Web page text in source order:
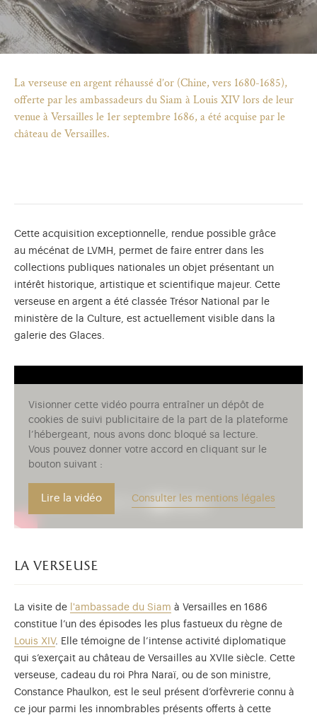
onglet)
nouvel onglet)
fenêtre modale)
de l'application (ouverture dans un nouvel onglet)
La verseuse en argent réhaussé d’or (Chine, vers 1680-1685),
offerte par les ambassadeurs du Siam à Louis XIV lors de leur
venue à Versailles le 1er septembre 1686, a été acquise par le
château de Versailles.
Cette acquisition exceptionnelle, rendue possible grâce
au mécénat de LVMH, permet de faire entrer dans les
collections publiques nationales un objet présentant un
intérêt historique, artistique et scientifique majeur. Cette
verseuse en argent a été classée Trésor National par le
ministère de la Culture, est actuellement visible dans la
galerie des Glaces.
Visionner cette vidéo pourra entraîner un dépôt de
cookies de suivi publicitaire de la part de la plateforme
l’hébergeant, nous avons donc bloqué sa lecture.
Vous pouvez donner votre accord en cliquant sur le
bouton suivant :
Lire la vidéo Consulter les mentions légales
la verseuse
La visite de l'ambassade du Siam à Versailles en 1686
constitue l’un des épisodes les plus fastueux du règne de
Louis XIV. Elle témoigne de l’intense activité diplomatique
qui s’exerçait au château de Versailles au XVIIe siècle. Cette
verseuse, cadeau du roi Phra Naraï, ou de son ministre,
Constance Phaulkon, est le seul présent d’orfèvrerie connu à
ce jour parmi les innombrables présents offerts à cette